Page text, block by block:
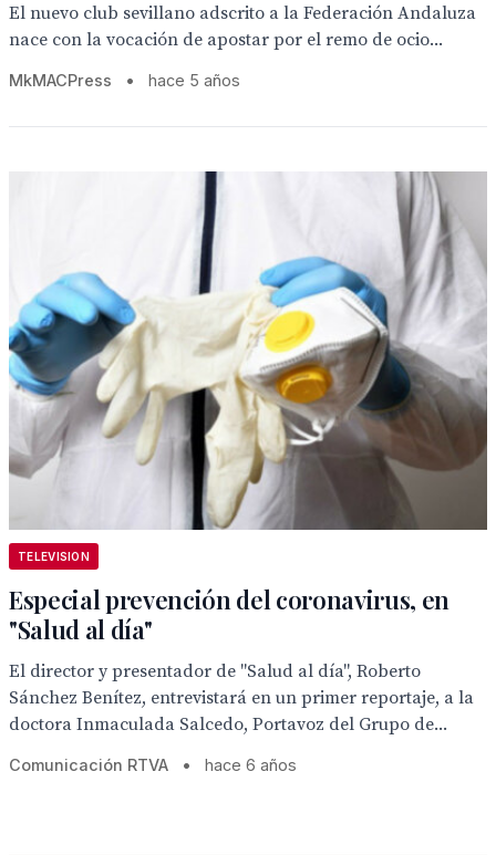
El nuevo club sevillano adscrito a la Federación Andaluza
nace con la vocación de apostar por el remo de ocio...
MkMACPress • hace 5 años
TELEVISION
Especial prevención del coronavirus, en
"Salud al día"
El director y presentador de "Salud al día", Roberto
Sánchez Benítez, entrevistará en un primer reportaje, a la
doctora Inmaculada Salcedo, Portavoz del Grupo de...
Comunicación RTVA • hace 6 años